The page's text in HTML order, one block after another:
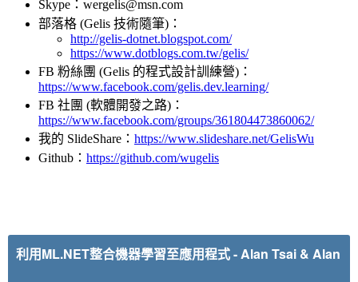
Skype：wergelis@msn.com
部落格 (Gelis 技術隨筆)：
http://gelis-dotnet.blogspot.com/
https://www.dotblogs.com.tw/gelis/
FB 粉絲團 (Gelis 的程式設計訓練營)：
https://www.facebook.com/gelis.dev.learning/
FB 社團 (軟體開發之路)：
https://www.facebook.com/groups/361804473860062/
我的 SlideShare： https://www.slideshare.net/GelisWu
Github： https://github.com/wugelis
利用ML.NET整合機器學習至應用程式-Alan Tsai & Alan